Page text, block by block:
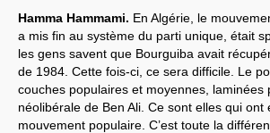
Hamma Hammami. En Algérie, le
a mis fin au système du parti unique, était
les gens savent que Bourguiba avait
de 1984. Cette fois-ci, ce sera difficile. Le
couches populaires et moyennes, laminées
néolibérale de Ben Ali. Ce sont elles qui ont
mouvement populaire. C’est toute la